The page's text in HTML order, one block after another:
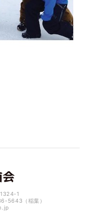
1
5643（稲葉）